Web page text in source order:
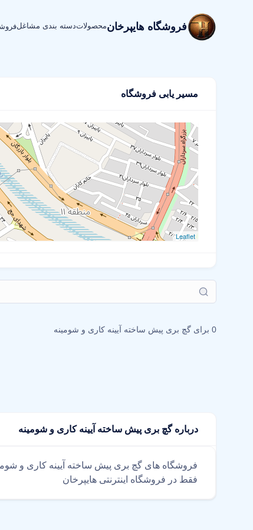
فروشگاه هایپرخانمحصولاتدسته بندی مشاغل
مسیر یابی فروشگاه
Leaflet
0 برای گچ بری پیش ساخته آیینه کاری و شومینه
درباره گچ بری پیش ساخته آیینه کاری و شومینه
فروشگاه های گچ بری پیش ساخته آیینه کاری و
فقط در فروشگاه اینترنتی هایپرخان